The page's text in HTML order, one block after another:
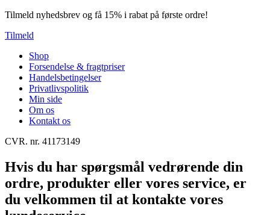
Tilmeld nyhedsbrev og få 15% i rabat på første ordre!
Tilmeld
Shop
Forsendelse & fragtpriser
Handelsbetingelser
Privatlivspolitik
Min side
Om os
Kontakt os
CVR. nr. 41173149
Hvis du har spørgsmål vedrørende din
ordre, produkter eller vores service, er
du velkommen til at kontakte vores